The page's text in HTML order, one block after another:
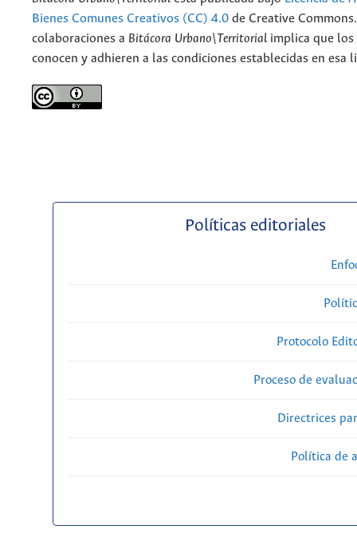
Bienes Comunes Creativos (CC) 4.0 de Creative
colaboraciones a Bitácora Urbano\Territorial implica que los
conocen y adhieren a las condiciones establecidas en esa
Políticas editoriales
Protocolo
Proceso de
Directrices
Política de